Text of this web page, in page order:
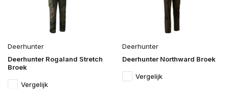
Deerhunter
Deerhunter Rogaland Stretch
Broek
Vergelijk
Deerhunter
Deerhunter Northward Broek
Vergelijk